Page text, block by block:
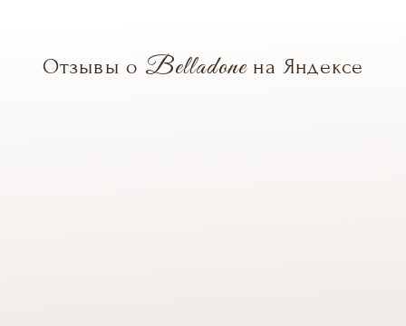
Отзывы о Belladoneна Яндексе